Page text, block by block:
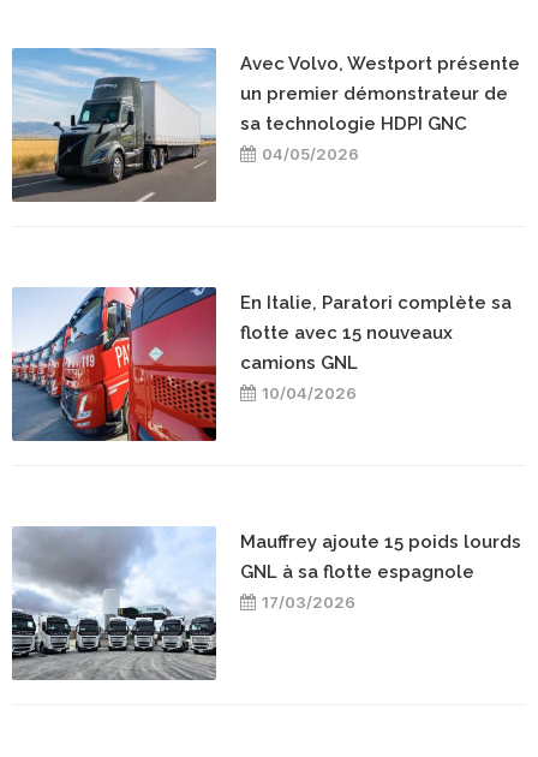
Avec Volvo, Westport présente
un premier démonstrateur de
sa technologie HDPI GNC
04/05/2026
En Italie, Paratori complète sa
flotte avec 15 nouveaux
camions GNL
10/04/2026
Mauffrey ajoute 15 poids lourds
GNL à sa flotte espagnole
17/03/2026